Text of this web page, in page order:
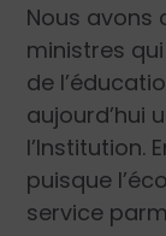
Nous avons
ministres
de
aujourd’hui
l’Institution.
puisque
service